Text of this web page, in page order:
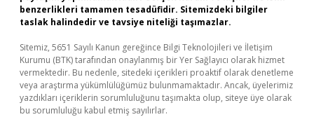
benzerlikleri tamamen tesadüfidir. Sitemizdeki bilgiler
taslak halindedir ve tavsiye niteliği taşımazlar.
Sitemiz, 5651 Sayılı Kanun gereğince Bilgi Teknolojileri ve İletişim
Kurumu (BTK) tarafından onaylanmış bir Yer Sağlayıcı olarak hizmet
vermektedir. Bu nedenle, sitedeki içerikleri proaktif olarak denetleme
veya araştırma yükümlülüğümüz bulunmamaktadır. Ancak, üyelerimiz
yazdıkları içeriklerin sorumluluğunu taşımakta olup, siteye üye olarak
bu sorumluluğu kabul etmiş sayılırlar.